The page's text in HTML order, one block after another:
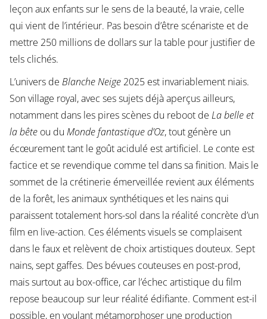
leçon aux enfants sur le sens de la beauté, la vraie, celle
qui vient de l’intérieur. Pas besoin d’être scénariste et de
mettre 250 millions de dollars sur la table pour justifier de
tels clichés.
L’univers de Blanche Neige2025 est invariablement niais.
Son village royal, avec ses sujets déjà aperçus ailleurs,
notamment dans les pires scènes du reboot de La belle et
la bête ou du Monde fantastique d’Oz, tout génère un
écœurement tant le goût acidulé est artificiel. Le conte est
factice et se revendique comme tel dans sa finition. Mais le
sommet de la crétinerie émerveillée revient aux éléments
de la forêt, les animaux synthétiques et les nains qui
paraissent totalement hors-sol dans la réalité concrète d’un
film en live-action. Ces éléments visuels se complaisent
dans le faux et relèvent de choix artistiques douteux. Sept
nains, sept gaffes. Des bévues couteuses en post-prod,
mais surtout au box-office, car l’échec artistique du film
repose beaucoup sur leur réalité édifiante. Comment est-il
possible, en voulant métamorphoser une production